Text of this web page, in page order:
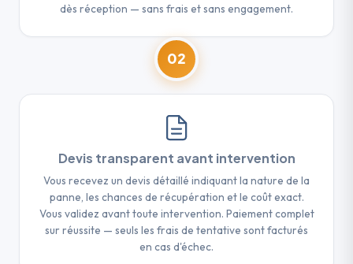
dès réception — sans frais et sans engagement.
02
Devis transparent avant intervention
Vous recevez un devis détaillé indiquant la nature de la
panne, les chances de récupération et le coût exact.
Vous validez avant toute intervention. Paiement complet
sur réussite — seuls les frais de tentative sont facturés
en cas d'échec.